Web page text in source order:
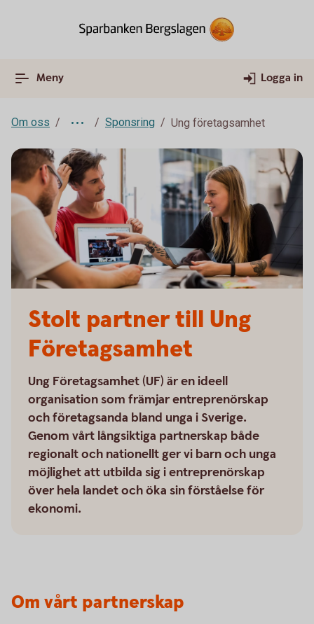
Meny Logga in
Om oss Sponsring Ung företagsamhet
Stolt partner till Ung
Företagsamhet
Ung Företagsamhet (UF) är en ideell
organisation som främjar entreprenörskap
och företagsanda bland unga i Sverige.
Genom vårt långsiktiga partnerskap både
regionalt och nationellt ger vi barn och unga
möjlighet att utbilda sig i entreprenörskap
över hela landet och öka sin förståelse för
ekonomi.
Om vårt partnerskap